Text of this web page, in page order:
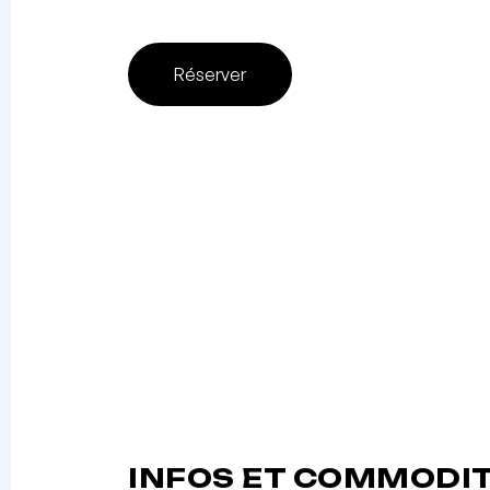
Réserver
INFOS ET